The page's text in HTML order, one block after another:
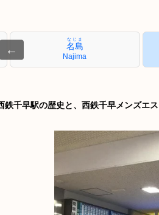
← 名島
なじま
Najima
鉄千早駅の歴史と、西鉄千早メンズエ